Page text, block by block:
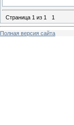
Страница 1 из 1 1
Полная версия сайта